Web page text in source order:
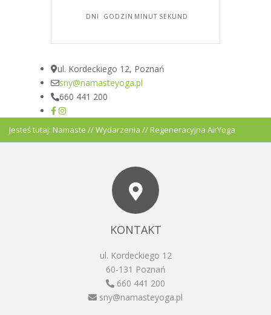
DNI GODZIN MINUT SEKUND
ul. Kordeckiego 12, Poznań
sny@namasteyoga.pl
660 441 200
Jesteś tutaj: Namaste //Wydarzenia //Regeneracyjna AirYoga
KONTAKT
ul. Kordeckiego 12
60-131 Poznań
660 441 200
sny@namasteyoga.pl